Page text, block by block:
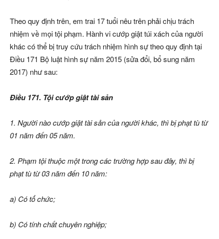
Theo quy định trên, em trai 17 tuổi nêu trên phải chịu trách
nhiệm về mọi tội phạm. Hành vi cướp giật túi xách của người
khác có thể bị truy cứu trách nhiệm hình sự theo quy định tại
Điều 171 Bộ luật hình sự năm 2015 (sửa đổi, bổ sung năm
2017) như sau:
Điều 171. Tội cướp giật tài sản
1. Người nào cướp giật tài sản của người khác, thì bị phạt tù từ
01 năm đến 05 năm.
2. Phạm tội thuộc một trong các trường hợp sau đây, thì bị
phạt tù từ 03 năm đến 10 năm:
a) Có tổ chức;
b) Có tính chất chuyên nghiệp;